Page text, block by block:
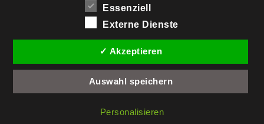
Essenziell
Externe Dienste
✓ Akzeptieren
Auswahl speichern
Personalisieren